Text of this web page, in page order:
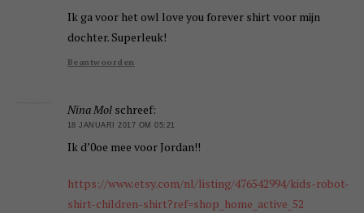
Ik ga voor het owl love you forever shirt voor mijn
dochter. Superleuk!
Beantwoorden
Nina Mol schreef:
18 JANUARI 2017 OM 05:21
Ik d’0oe mee voor Jordan!!
https://www.etsy.com/nl/listing/476542994/kids-robot-
shirt-children-shirt?ref=shop_home_active_52